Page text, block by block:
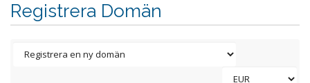
Registrera Domän